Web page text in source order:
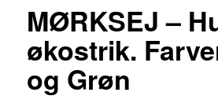
MØRKSEJ –
økostrik.
og Grøn